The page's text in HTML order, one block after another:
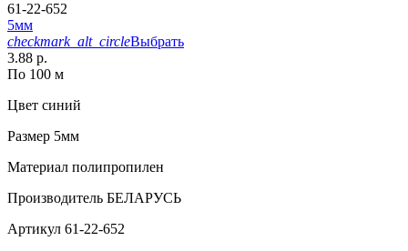
61-22-652
5мм
checkmark_alt_circleВыбрать
3.88 р.
По 100 м
Цвет синий
Размер 5мм
Материал полипропилен
Производитель БЕЛАРУСЬ
Артикул 61-22-652